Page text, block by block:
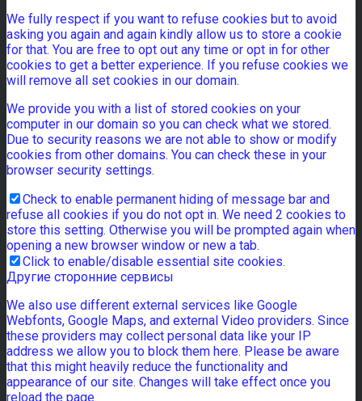
We fully respect if you want to refuse cookies but to avoid
asking you again and again kindly allow us to store a cookie
for that. You are free to opt out any time or opt in for other
cookies to get a better experience. If you refuse cookies we
will remove all set cookies in our domain.
We provide you with a list of stored cookies on your
computer in our domain so you can check what we stored.
Due to security reasons we are not able to show or modify
cookies from other domains. You can check these in your
browser security settings.
Check to enable permanent hiding of message bar and
refuse all cookies if you do not opt in. We need 2 cookies to
store this setting. Otherwise you will be prompted again when
opening a new browser window or new a tab.
Click to enable/disable essential site cookies.
Другие сторонние сервисы
We also use different external services like Google
Webfonts, Google Maps, and external Video providers. Since
these providers may collect personal data like your IP
address we allow you to block them here. Please be aware
that this might heavily reduce the functionality and
appearance of our site. Changes will take effect once you
reload the page.